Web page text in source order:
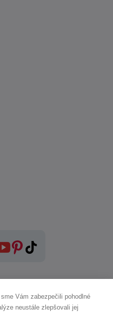
Vám zabezpečili pohodlné
neustále zlepšovali jej